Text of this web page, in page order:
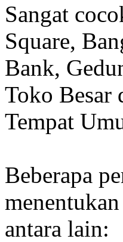
Sangat
Square,
Bank,
Toko Besar
Tempat
Beberapa
antara lain: